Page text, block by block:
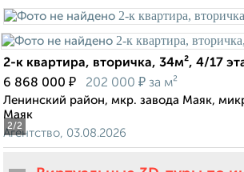
2/2
2-к квартира, вторичка, 34м², 4/17
6 868 000 ₽ 202 000 ₽ за м²
Ленинский район, мкр. завода Маяк,
Маяк
Агентство, 03.08.2026